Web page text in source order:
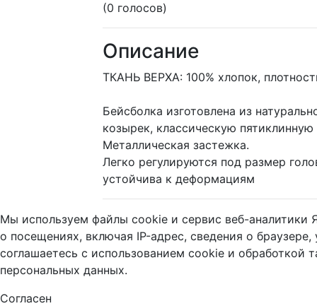
(0 голосов)
Описание
ТКАНЬ ВЕРХА: 100% хлопок,
Бейсболка изготовлена из
козырек, классическую
Металлическая застежка.
Легко регулируются под размер
устойчива к деформациям
Мы используем файлы cookie и сервис веб-аналитики
о посещениях, включая IP-адрес, сведения о
соглашаетесь с использованием cookie и обработкой
персональных данных.
Согласен